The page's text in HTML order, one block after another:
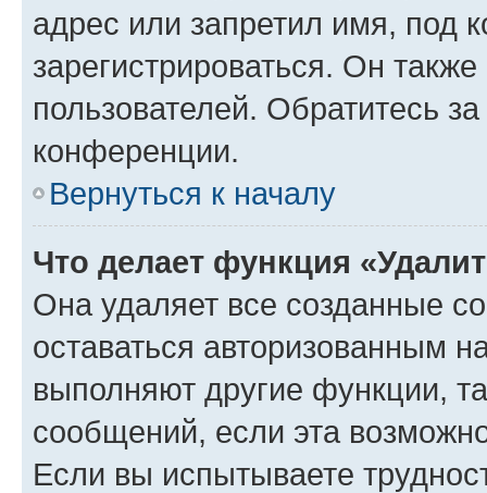
адрес или запретил имя, под
зарегистрироваться. Он
пользователей. Обратитесь
конференции.
Вернуться к началу
Что делает функция
Она удаляет все созданные
оставаться авторизованным
выполняют другие функции,
сообщений, если эта
Если вы испытываете